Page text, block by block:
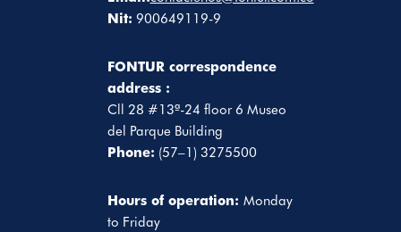
Nit: 900649119-9
FONTUR correspondence
address :
Cll 28 #13ª-24 floor 6 Museo
del Parque Building
Phone: (57–1) 3275500
Hours of operation: Monday
to Friday